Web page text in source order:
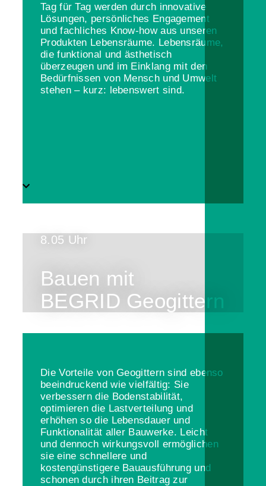
Tag für Tag werden durch innovative
Lösungen, persönliches Engagement
und fachliches Know-how aus unseren
Produkten Lebensräume. Lebensräume,
die funktional und ästhetisch
überzeugen und im Einklang mit den
Bedürfnissen von Mensch und Umwelt
stehen – kurz: lebenswert sind.
8.05 Uhr
Bauen mit
BEGRID Geogittern
Die Vorteile von Geogittern sind ebenso
beeindruckend wie vielfältig: Sie
verbessern die Bodenstabilität,
optimieren die Lastverteilung und
erhöhen so die Lebensdauer und
Funktionalität aller Bauwerke. Leicht
und dennoch wirkungsvoll ermöglichen
sie eine schnellere und
kostengünstigere Bauausführung und
schonen durch ihren Beitrag zur